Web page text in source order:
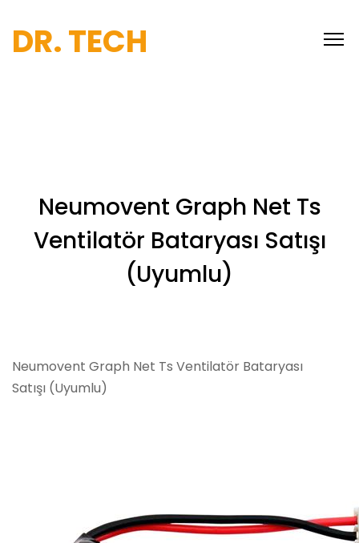
DR. TECH
Neumovent Graph Net Ts
Ventilatör Bataryası Satışı
(Uyumlu)
Neumovent Graph Net Ts Ventilatör Bataryası
Satışı (Uyumlu)